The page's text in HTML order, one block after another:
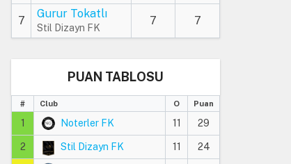
7
Gurur Tokatlı
Stil Dizayn FK
7 7
PUAN TABLOSU
# Club O Puan
1 Noterler FK 11 29
2 Stil Dizayn FK 11 24